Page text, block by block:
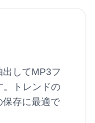
してMP3フ
。トレンドの
保存に最適で